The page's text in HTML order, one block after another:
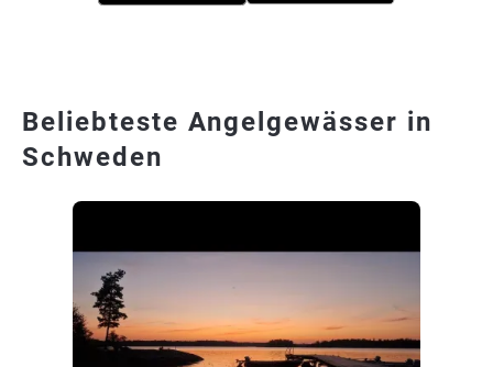
Beliebteste Angelgewässer in
Schweden